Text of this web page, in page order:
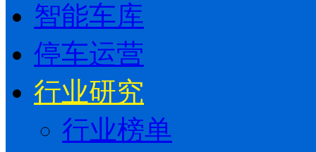
智能车库
停车运营
行业研究
行业榜单